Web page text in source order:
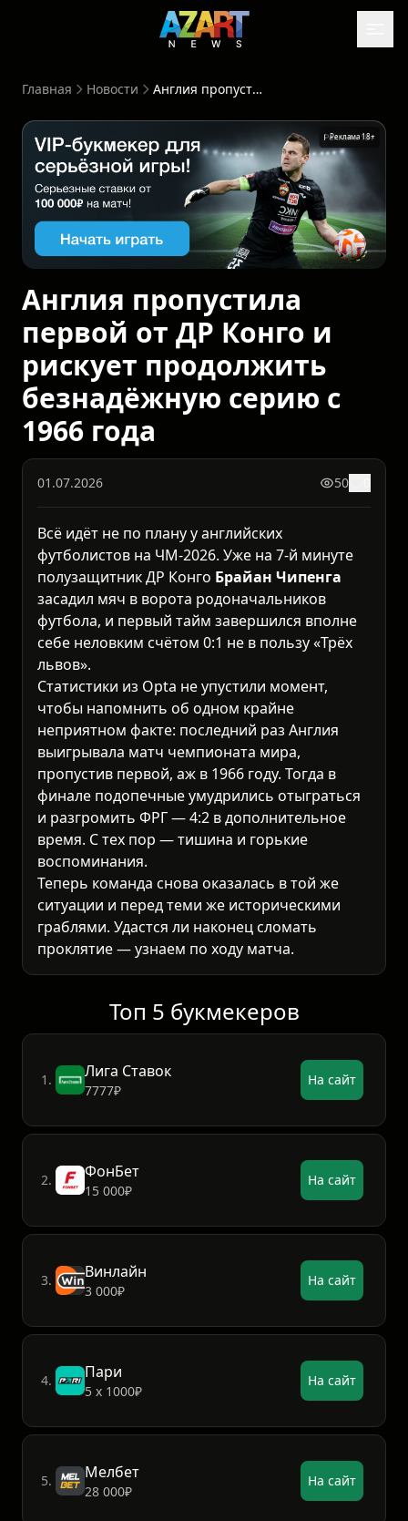
Главная Новости Англия пропустила первой от ДР Конго и рискует продолжить безнадёжную серию с 1966 года
Реклама 18+
Англия пропустила
первой от ДР Конго и
рискует продолжить
безнадёжную серию с
1966 года
01.07.2026 50
Всё идёт не по плану у английских
футболистов на ЧМ-2026. Уже на 7-й минуте
полузащитник ДР Конго Брайан Чипенга
засадил мяч в ворота родоначальников
футбола, и первый тайм завершился вполне
себе неловким счётом 0:1 не в пользу «Трёх
львов».
Статистики из Opta не упустили момент,
чтобы напомнить об одном крайне
неприятном факте: последний раз Англия
выигрывала матч чемпионата мира,
пропустив первой, аж в 1966 году. Тогда в
финале подопечные умудрились отыграться
и разгромить ФРГ — 4:2 в дополнительное
время. С тех пор — тишина и горькие
воспоминания.
Теперь команда снова оказалась в той же
ситуации и перед теми же историческими
граблями. Удастся ли наконец сломать
проклятие — узнаем по ходу матча.
Топ 5 букмекеров
1. Лига Ставок
7777₽
На сайт
2. ФонБет
15 000₽
На сайт
3. Винлайн
3 000₽
На сайт
4. Пари
5 х 1000₽
На сайт
5. Мелбет
28 000₽
На сайт